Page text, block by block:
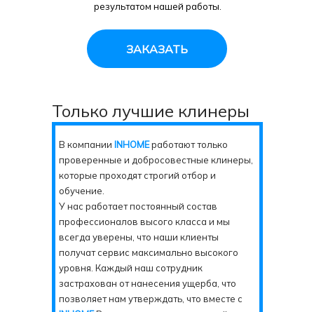
результатом нашей работы.
ЗАКАЗАТЬ
В компании INHOMEработают только
проверенные и добросовестные клинеры,
которые проходят строгий отбор и
обучение.
У нас работает постоянный состав
профессионалов высого класса и мы
всегда уверены, что наши клиенты
получат сервис максимально высокого
уровня. Каждый наш сотрудник
застрахован от нанесения ущерба, что
позволяет нам утверждать, что вместе с
Только лучшие клинеры